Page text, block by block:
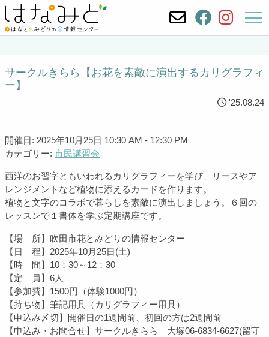
サークルきらら【お花を素敵に演出するカリグラフィ
ー】
'25.08.24
開催日: 2025年10月25日 10:30 AM - 12:30 PM
カテゴリー: 市民講習会
西洋のお習字ともいわれるカリグラフィーを学び、リースやア
レンジメントなど植物に添えるカードを作ります。
植物と文字のコラボで暮らしを素敵に演出しましょう。６回の
レッスンで１書体を学ぶ定期講座です。
【場 所】吹田市花とみどりの情報センター
【日 程】2025年10月25日(土)
【時 間】10：30～12：30
【定 員】6人
【参加費】1500円（体験1000円）
【持ち物】筆記用具（カリグラフィー用具）
【申込み〆切】
開催日の1週間前、初回の方は2週間前
【申込み・お問合せ】サークルきらら 大塚06-6834-6627(留守